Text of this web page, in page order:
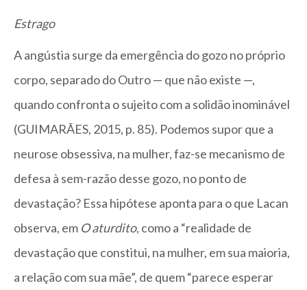
Estrago
A angústia surge da emergência do gozo no próprio
corpo, separado do Outro — que não existe —,
quando confronta o sujeito com a solidão inominável
(GUIMARÃES, 2015, p. 85). Podemos supor que a
neurose obsessiva, na mulher, faz-se mecanismo de
defesa à sem-razão desse gozo, no ponto de
devastação? Essa hipótese aponta para o que Lacan
observa, em O aturdito, como a “realidade de
devastação que constitui, na mulher, em sua maioria,
a relação com sua mãe”, de quem “parece esperar